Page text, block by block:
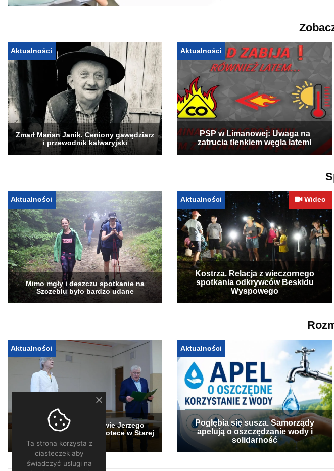
Aktualności
Zmarł Marian Janik. Ceniony gawędziarz
i przewodnik kalwaryjski
Aktualności
PSP w Limanowej: Uwaga na
zatrucia tlenkiem węgla latem!
Aktualności
Mimo mgły i deszczu spotkanie na
Szczeblu było bardzo udane
Aktualności Wideo
Kostrza. Relacja z wieczornego
spotkania odkrywców Beskidu
Wyspowego
Aktualności
„Stary Sącz” w obiektywie Jerzego
Jędrysa – wystawa w bibliotece w Starej
Wsi
Aktualności
Pogłębia się susza. Samorządy
apelują o oszczędzanie wody i
solidarność
Ta strona korzysta z
ciasteczek aby
świadczyć usługi na